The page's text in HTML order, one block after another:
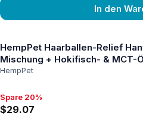
In den
HempPet Haarballen-Relief
Mischung + Hokifisch- & MCT-
HempPet
Spare 20%, $29.07
Spare 20%
$29.07